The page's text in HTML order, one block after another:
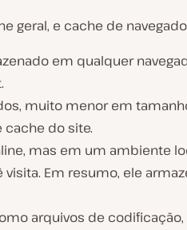
geral, e cache de
em qualquer
muito menor em
do site.
mas em um ambiente
Em resumo, ele
arquivos de